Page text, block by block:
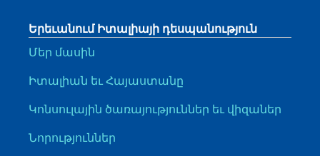
Երեւանում Իտալիայի դեսպանություն
Մեր մասին
Իտալիան եւ Հայաստանը
Կոնսուլային ծառայություններ եւ վիզաներ
Նորություններ